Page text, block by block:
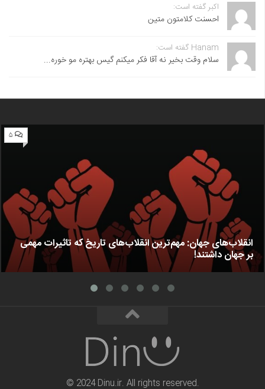
اکبر گفته است:
احسنت ‌کلامتون متین
Hanam گفته است:
سلام وقت بخیر نه آقا فکر میکنم گیس بهتره مو خوره...
۵
انقلاب‌های جهان: مهم‌ترین انقلاب‌های تاریخ که تاثیرات مهمی
بر جهان داشتند!
© 2024 Dinu.ir. All rights reserved.